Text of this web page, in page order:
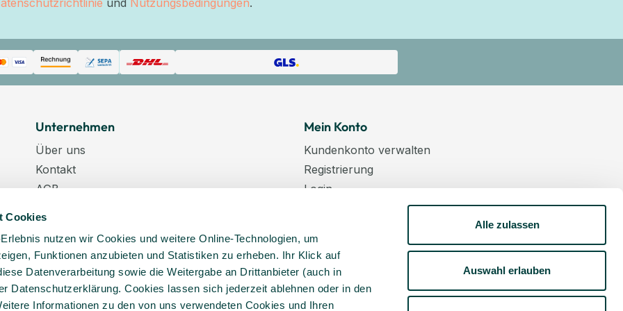
Cookies
nutzen wir Cookies und weitere Online-Technologien, um
Funktionen anzubieten und Statistiken zu erheben. Ihr Klick auf
Datenverarbeitung sowie die Weitergabe an Drittanbieter (auch in
Datenschutzerklärung. Cookies lassen sich jederzeit ablehnen oder in den
Informationen zu den von uns verwendeten Cookies und Ihren
Alle zulassen
Auswahl erlauben
und Nutzungsbedingungen.
Unternehmen
Über uns
Kontakt
AGB
Karriere
Veranstaltungstermine
Lieferkette
Mein Konto
Kundenkonto verwalten
Registrierung
Login
Kundenkonto aktivieren